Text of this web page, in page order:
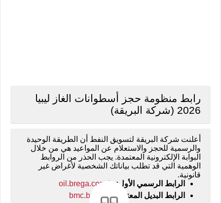
رابط منظومة حجز أسطوانات الغاز ليبيا
2026 (شركة البريقة)
أعلنت شركة البريقة لتسويق النفط أن الطريقة الوحيدة
والرسمية للحجز والاستعلام عن المواعيد هي من خلال
البوابة الإلكترونية المعتمدة. يجب الحذر من الروابط
الوهمية التي قد تطلب بياناتك الشخصية لأغراض غير
قانونية.
الرابط الرسمي الأول:
oil.brega.com.ly
الرابط البديل المعتمد: bmc.brega.ly